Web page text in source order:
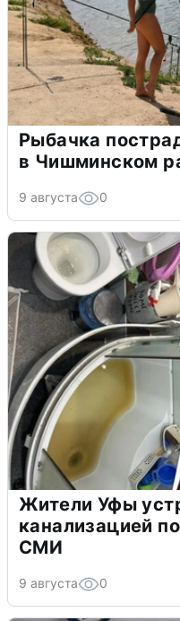
Рыбачка
в Чишминском
9 августа 0
Жители Уфы
канализацией
СМИ
9 августа 0